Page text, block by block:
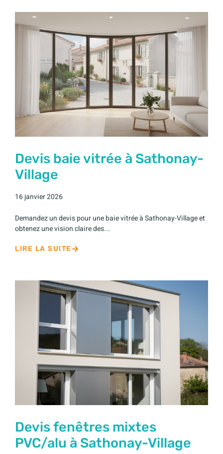
Devis baie vitrée à Sathonay-
Village
16 janvier 2026
Demandez un devis pour une baie vitrée à Sathonay-Village et
obtenez une vision claire des...
LIRE LA SUITE
Devis fenêtres mixtes
PVC/alu à Sathonay-Village